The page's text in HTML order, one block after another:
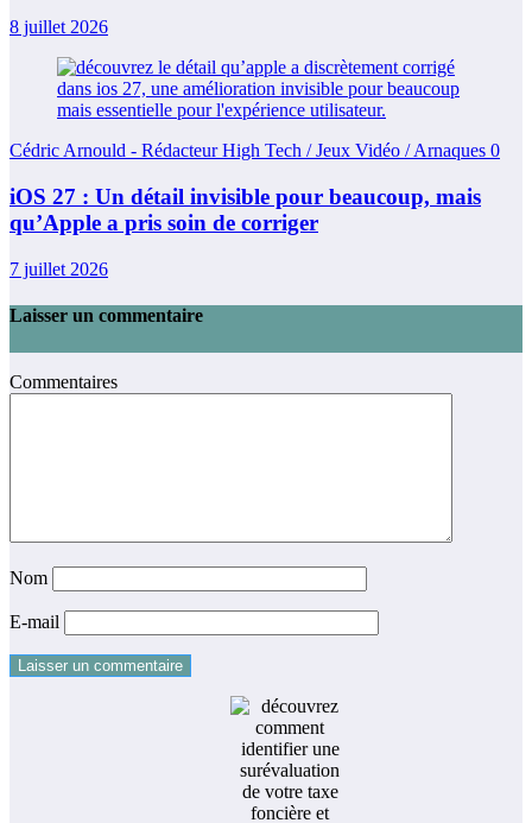
8 juillet 2026
Cédric Arnould - Rédacteur High Tech / Jeux Vidéo / Arnaques 0
iOS 27 : Un détail invisible pour beaucoup, mais
qu’Apple a pris soin de corriger
7 juillet 2026
Laisser un commentaire
Commentaires
Nom
E-mail